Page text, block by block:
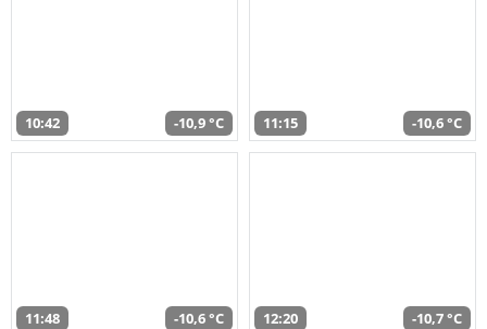
10:42 -10,9 °C 11:15 -10,6 °C
11:48 -10,6 °C 12:20 -10,7 °C